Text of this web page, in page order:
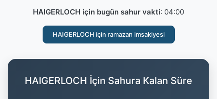
HAIGERLOCH için bugün sahur vakti: 04:00
HAIGERLOCH için ramazan imsakiyesi
HAIGERLOCH İçin Sahura Kalan Süre